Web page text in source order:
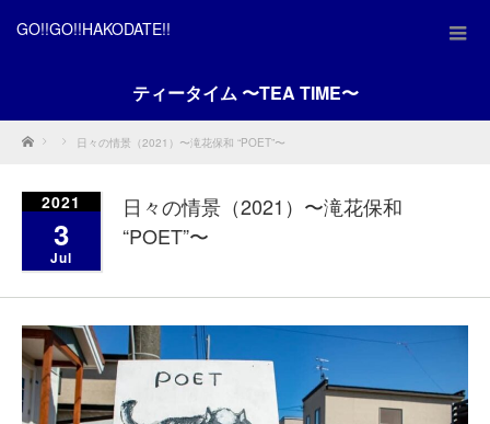
GO!!GO!!HAKODATE!!
ティータイム 〜TEA TIME〜
Home 日々の情景（2021）〜滝花保和 “POET”〜
2021
3
Jul
日々の情景（2021）〜滝花保和
“POET”〜